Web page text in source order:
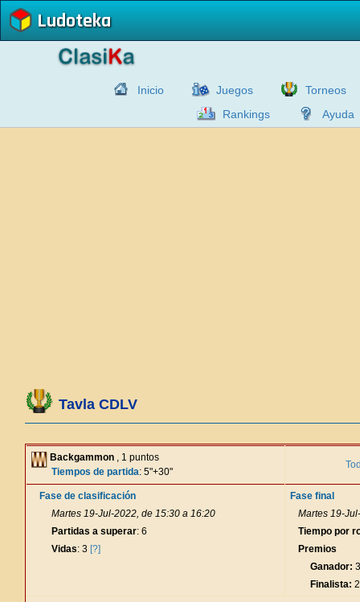
Ludoteka
Inicio Juegos
Torneos
Rankings
Ayuda
Tavla CDLV
Backgammon , 1 puntos
Tiempos de partida: 5"+30"
Fase de clasificación
Martes 19-Jul-2022, de 15:30 a 16:20
Partidas a superar: 6
Vidas: 3 [?]
Fase final
Martes 19-
Tiempo por
Premios
Ganador:
Finalista: